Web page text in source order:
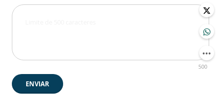
500
ENVIAR